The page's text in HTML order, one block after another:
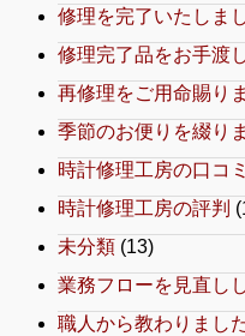
修理を完了いたしま
修理完了品をお手渡
再修理をご用命賜り
季節のお便りを綴り
時計修理工房の口コミ
時計修理工房の評判
未分類 (13)
業務フローを見直し
職人から教わりました